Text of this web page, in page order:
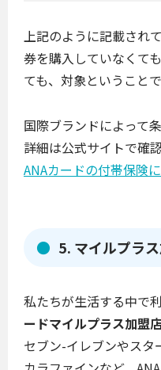
上記のように記載され
券を購入していなくて
ても、対象ということ
国際ブランドによって
詳細は公式サイトで確
ANAカードの付帯保険
5. マイルプラ
私たちが生活する中で
ードマイルプラス加盟
セブン-イレブンやスタ